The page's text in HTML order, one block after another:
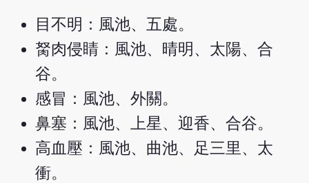
目不明：風池、五處。
胬肉侵睛：風池、晴明、太陽、合
谷。
感冒：風池、外關。
鼻塞：風池、上星、迎香、合谷。
高血壓：風池、曲池、足三里、太
衝。